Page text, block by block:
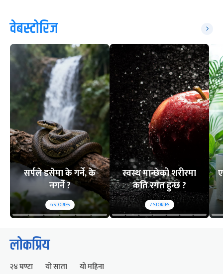
वेबस्टोरिज
सर्पले डसेमा के गर्ने, के
नगर्ने ?
6STORIES
स्वस्थ मान्छेको शरीरमा
कति रगत हुन्छ ?
7STORIES
लोकप्रिय
२४ घण्टा यो साता यो महिना